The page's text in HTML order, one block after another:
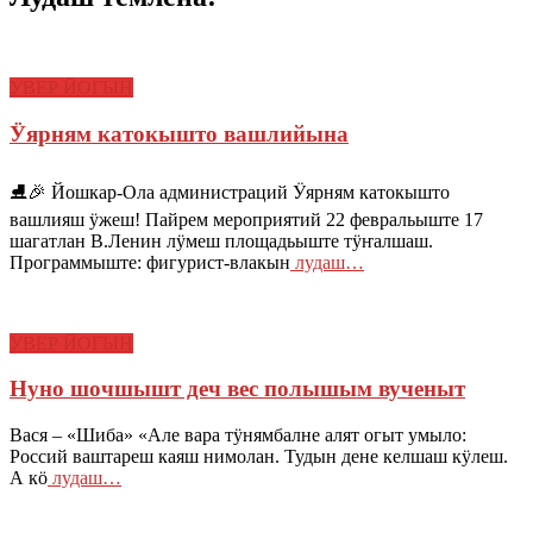
Ӱярням катокышто вашлийына
⛸🎉 Йошкар-Ола администраций Ӱярням катокышто
вашлияш ӱжеш! Пайрем мероприятий 22 февральыште 17
шагатлан В.Ленин лӱмеш площадьыште тӱҥалшаш.
Программыште: фигурист-влакын лудаш…
Нуно шочшышт деч вес полышым вученыт
Вася – «Шиба» «Але вара тӱнямбалне алят огыт умыло:
Россий ваштареш каяш нимолан. Тудын дене келшаш кӱлеш.
А кӧ лудаш…